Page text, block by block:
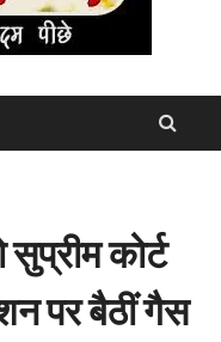
कोर्ट
पर बैठीं गैस